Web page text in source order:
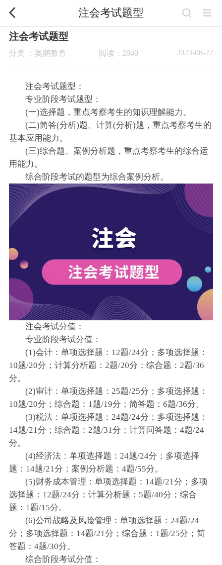
注会考试题型
注会考试题型
分类 ：奥鹏教育 2023-08-22
阅读：2040
注会考试题型：
专业阶段考试题型：
(一)选择题，重点考察考生的知识理解能力。
(二)简答(分析)题、计算(分析)题，重点考察考生的
基本应用能力。
(三)综合题、案例分析题，重点考察考生的综合运
用能力。
综合阶段考试的题型为综合案例分析。
注会考试分值：
专业阶段考试分值：
(1)会计：单项选择题：12题/24分；多项选择题：
10题/20分；计算分析题：2题/20分；综合题：2题/36
分。
(2)审计：单项选择题：25题/25分；多项选择题：
10题/20分；综合题：1题/19分；简答题：6题/36分。
(3)税法：单项选择题：24题/24分；多项选择题：
14题/21分；综合题：2题/31分；计算问答题：4题/24
分。
(4)经济法：单项选择题：24题/24分；多项选择
题：14题/21分；案例分析题：4题/55分。
(5)财务成本管理：单项选择题：14题/21分；多项
选择题：12题/24分；计算分析题：5题/40分；综合
题：1题/15分。
(6)公司战略及风险管理：单项选择题：24题/24
分；多项选择题：14题/21分；综合题：1题/25分；简
答题：4题/30分。
综合阶段考试分值：